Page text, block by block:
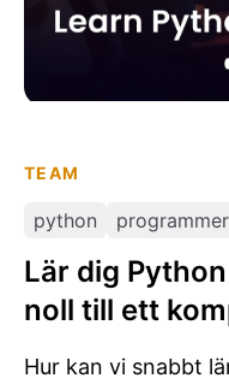
TEAM
python
Lär dig
noll till ett
Hur kan vi snabbt